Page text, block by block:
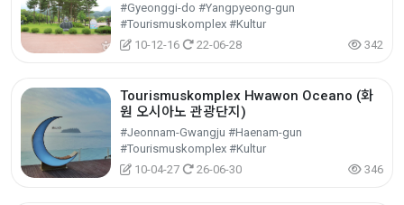
#Gyeonggi-do #Yangpyeong-gun
#Tourismuskomplex #Kultur
10-12-16
22-06-28 342
Tourismuskomplex Hwawon Oceano (화
원 오시아노 관광단지)
#Jeonnam-Gwangju #Haenam-gun
#Tourismuskomplex #Kultur
10-04-27
26-06-30 346